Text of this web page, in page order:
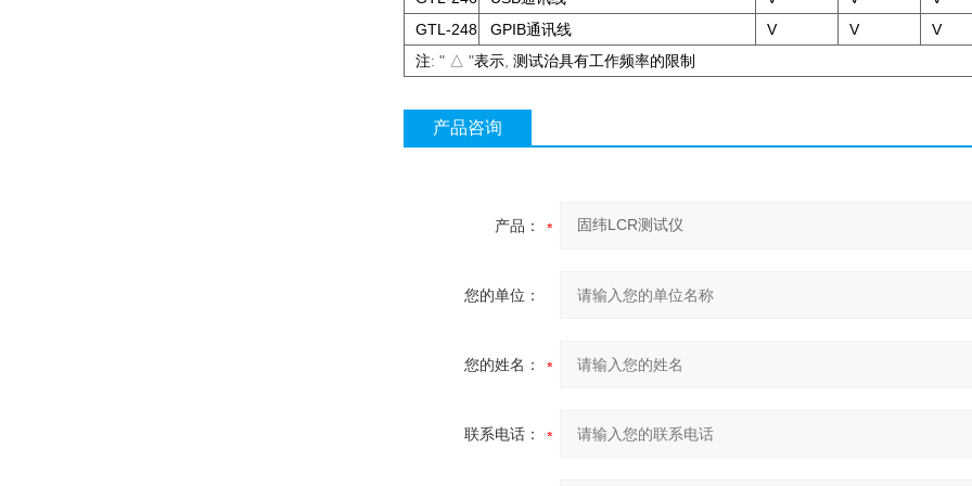
GTL-248
GPIB通讯线 V V
V
注: " △ "表示 测试治具有工作频率的限制
产品咨询
产品：
您的单位：
您的姓名：
联系电话：